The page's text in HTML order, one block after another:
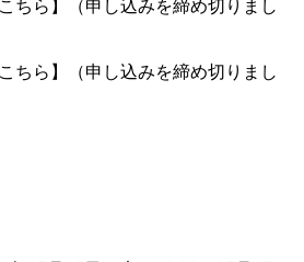
ら】（申し込みを締め切りまし
ら】（申し込みを締め切りまし